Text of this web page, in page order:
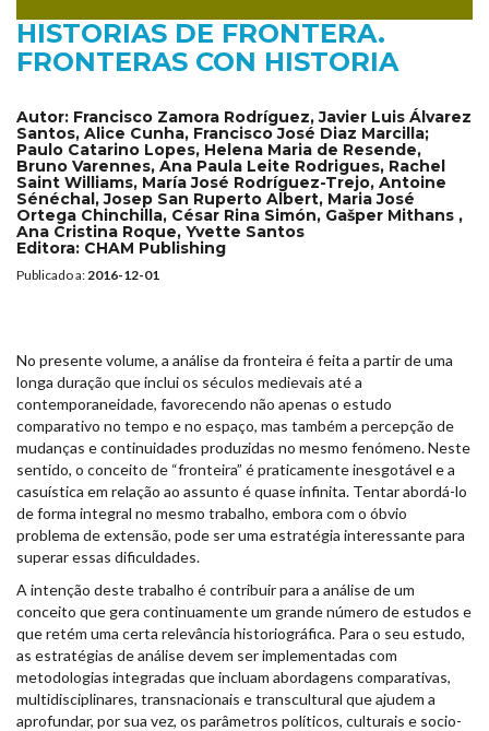
HISTORIAS DE FRONTERA.
FRONTERAS CON HISTORIA
Autor: Francisco Zamora Rodríguez, Javier Luis Álvarez
Santos, Alice Cunha, Francisco José Diaz Marcilla;
Paulo Catarino Lopes, Helena Maria de Resende,
Bruno Varennes, Ana Paula Leite Rodrigues, Rachel
Saint Williams, María José Rodríguez-Trejo, Antoine
Sénéchal, Josep San Ruperto Albert, Maria José
Ortega Chinchilla, César Rina Simón, Gašper Mithans ,
Ana Cristina Roque, Yvette Santos
Editora: CHAM Publishing
Publicado a: 2016-12-01
No presente volume, a análise da fronteira é feita a partir de uma
longa duração que inclui os séculos medievais até a
contemporaneidade, favorecendo não apenas o estudo
comparativo no tempo e no espaço, mas também a percepção de
mudanças e continuidades produzidas no mesmo fenómeno. Neste
sentido, o conceito de “fronteira” é praticamente inesgotável e a
casuística em relação ao assunto é quase infinita. Tentar abordá-lo
de forma integral no mesmo trabalho, embora com o óbvio
problema de extensão, pode ser uma estratégia interessante para
superar essas dificuldades.
A intenção deste trabalho é contribuir para a análise de um
conceito que gera continuamente um grande número de estudos e
que retém uma certa relevância historiográfica. Para o seu estudo,
as estratégias de análise devem ser implementadas com
metodologias integradas que incluam abordagens comparativas,
multidisciplinares, transnacionais e transcultural que ajudem a
aprofundar, por sua vez, os parâmetros políticos, culturais e socio-